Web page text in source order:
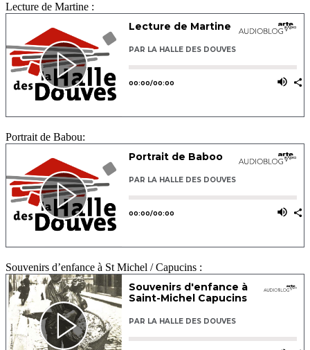
Lecture de Martine :
Portrait de Babou:
Souvenirs d’enfance à St Michel / Capucins :